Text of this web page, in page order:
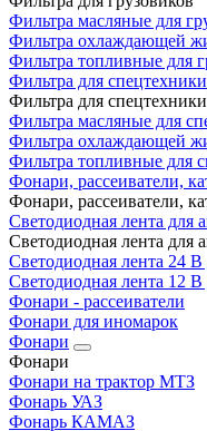
Фильтра масляные для
Фильтра охлаждающей
Фильтра топливные для
Фильтра для спецтехники
Фильтра для спецтехники
Фильтра масляные для
Фильтра охлаждающей
Фильтра топливные для
Фонари, рассеиватели,
Фонари, рассеиватели,
Светодиодная лента для
Светодиодная лента для
Светодиодная лента 24 В
Светодиодная лента 12 В
Фонари - рассеиватели
Фонари для иномарок
Фонари
Фонари
Фонари на трактор МТЗ
Фонарь УАЗ
Фонарь КАМАЗ